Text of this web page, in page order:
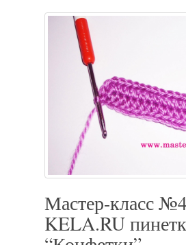
Мастер-класс
KELA.RU